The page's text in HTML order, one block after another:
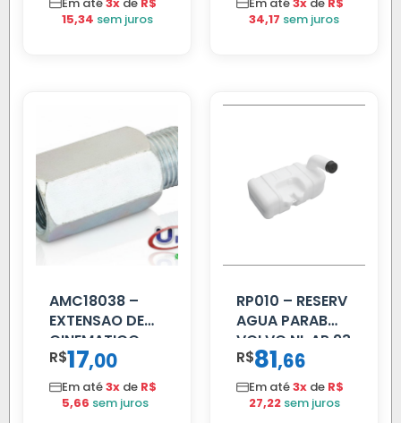
Em até3x de R$
15,34 sem juros
Em até3x de R$
34,17 sem juros
AMC18038 –
EXTENSAO DE
CINEMATICO
40MM
R$17,00
Em até3x de R$
5,66 sem juros
RP010 – RESERV
AGUA PARAB
VOLVO NL AP 93
R$81,66
Em até3x de R$
27,22 sem juros